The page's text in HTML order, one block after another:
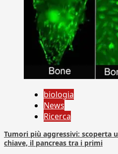
biologia
News
Ricerca
Tumori più aggressivi: scoperta
chiave, il pancreas tra i primi